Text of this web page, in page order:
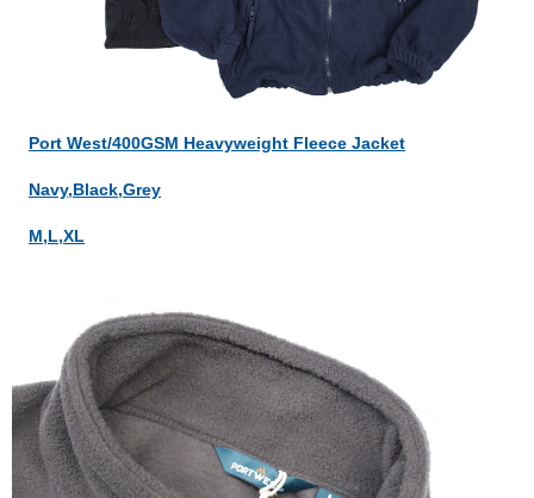
Port West/400GSM Heavyweight Fleece Jacket
Navy,Black,Grey
M,L,XL